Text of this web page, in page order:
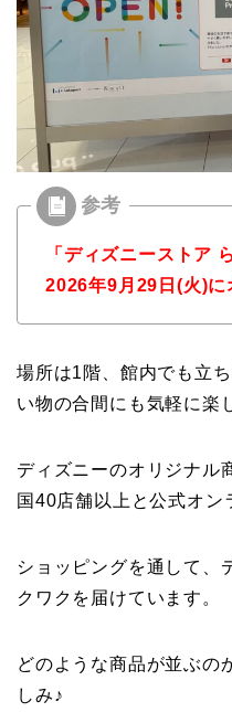
「ディズニーストア
2026年9月29日(火)に
場所は1階、 館内でも立
い物の合間にも気軽に楽
ディズニーのオリジナル
国40店舗以上と公式オン
ショッピングを通して、
クワクを届けています。
どのような商品が並ぶの
しみ♪